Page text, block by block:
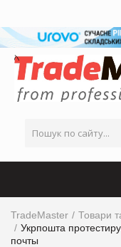
TradeMaster Товари
Укрпошта
почты